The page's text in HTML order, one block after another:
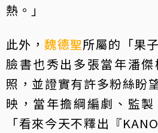
熱。」
此外，魏德聖所屬的「果
臉書也秀出多張當年潘
照，並證實有許多粉絲盼
映，當年擔綱編劇、監
「看來今天不釋出『